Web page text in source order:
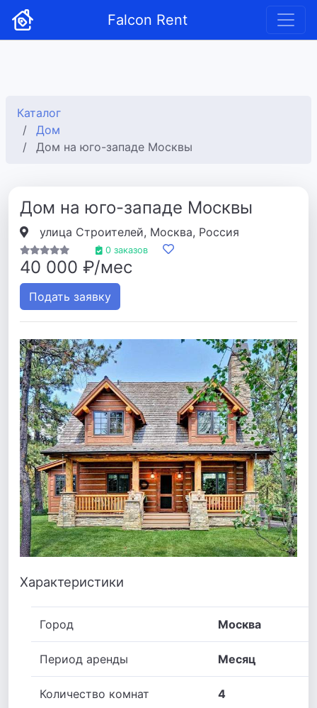
Falcon Rent
Каталог
Дом
Дом на юго-западе Москвы
Дом на юго-западе Москвы
улица Строителей, Москва, Россия
0 заказов
40 000 ₽/мес
Подать заявку
Характеристики
Город Москва
Период аренды Месяц
Количество комнат 4